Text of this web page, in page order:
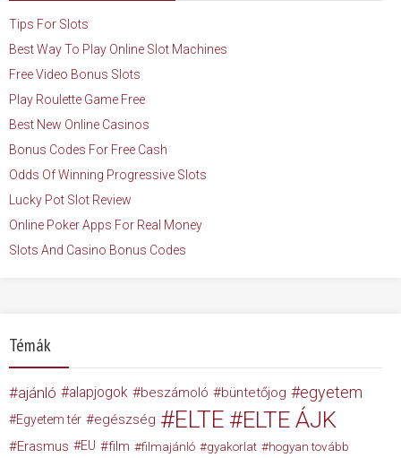
Tips For Slots
Best Way To Play Online Slot Machines
Free Video Bonus Slots
Play Roulette Game Free
Best New Online Casinos
Bonus Codes For Free Cash
Odds Of Winning Progressive Slots
Lucky Pot Slot Review
Online Poker Apps For Real Money
Slots And Casino Bonus Codes
Témák
ajánló alapjogok beszámoló büntetőjog egyetem
Egyetem tér egészség ELTE ELTE ÁJK
Erasmus EU film filmajánló gyakorlat hogyan tovább